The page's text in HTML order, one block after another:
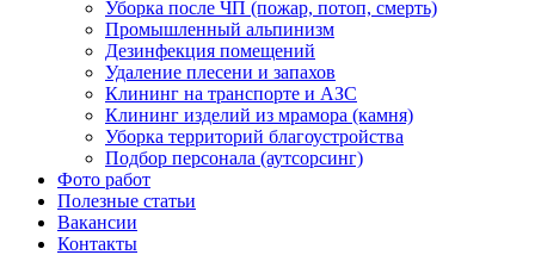
Уборка после ЧП (пожар, потоп, смерть)
Промышленный альпинизм
Дезинфекция помещений
Удаление плесени и запахов
Клининг на транспорте и АЗС
Клининг изделий из мрамора (камня)
Уборка территорий благоустройства
Подбор персонала (аутсорсинг)
Фото работ
Полезные статьи
Вакансии
Контакты